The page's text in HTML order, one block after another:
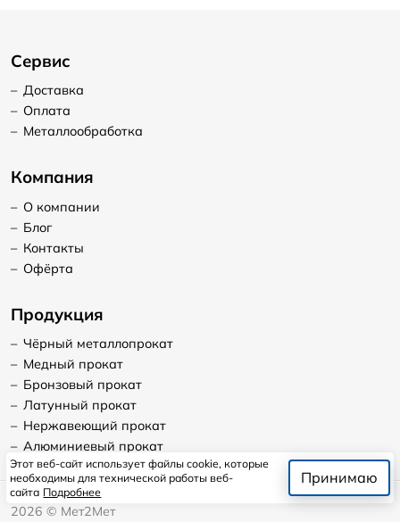
Сервис
– Доставка
– Оплата
– Металлообработка
Компания
– О компании
– Блог
– Контакты
– Офёрта
Продукция
– Чёрный металлопрокат
– Медный прокат
– Бронзовый прокат
– Латунный прокат
– Нержавеющий прокат
– Алюминиевый прокат
2026 © Мет2Мет
Этот веб-сайт использует файлы cookie, которые
необходимы для технической работы веб-
сайта Подробнее
Принимаю